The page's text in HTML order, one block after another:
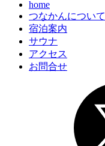
home
つなかんについて
宿泊案内
サウナ
アクセス
お問合せ